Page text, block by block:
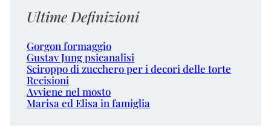
Ultime Definizioni
Gorgon formaggio
Gustav Jung psicanalisi
Sciroppo di zucchero per i decori delle torte
Recisioni
Avviene nel mosto
Marisa ed Elisa in famiglia